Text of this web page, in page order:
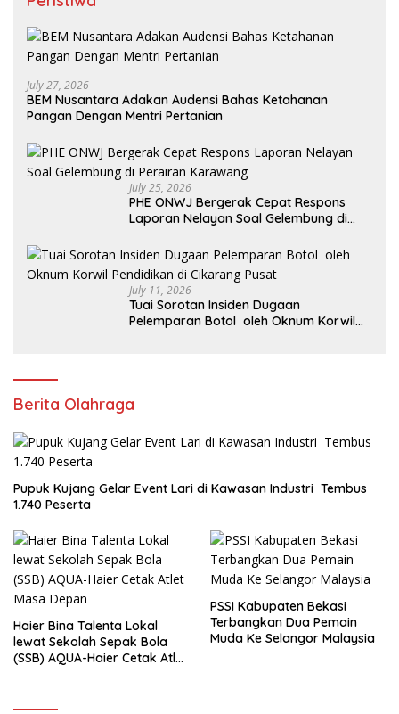
July 27, 2026
BEM Nusantara Adakan Audensi Bahas Ketahanan
Pangan Dengan Mentri Pertanian
July 25, 2026
PHE ONWJ Bergerak Cepat Respons
Laporan Nelayan Soal Gelembung di
July 11, 2026
Tuai Sorotan Insiden Dugaan
Pelemparan Botol oleh Oknum Korwil
Berita Olahraga
Pupuk Kujang Gelar Event Lari di Kawasan Industri Tembus
1.740 Peserta
Haier Bina Talenta Lokal
lewat Sekolah Sepak Bola
(SSB) AQUA-Haier Cetak Atlet
PSSI Kabupaten Bekasi
Terbangkan Dua Pemain
Muda Ke Selangor Malaysia